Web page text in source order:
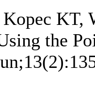
KT,
the